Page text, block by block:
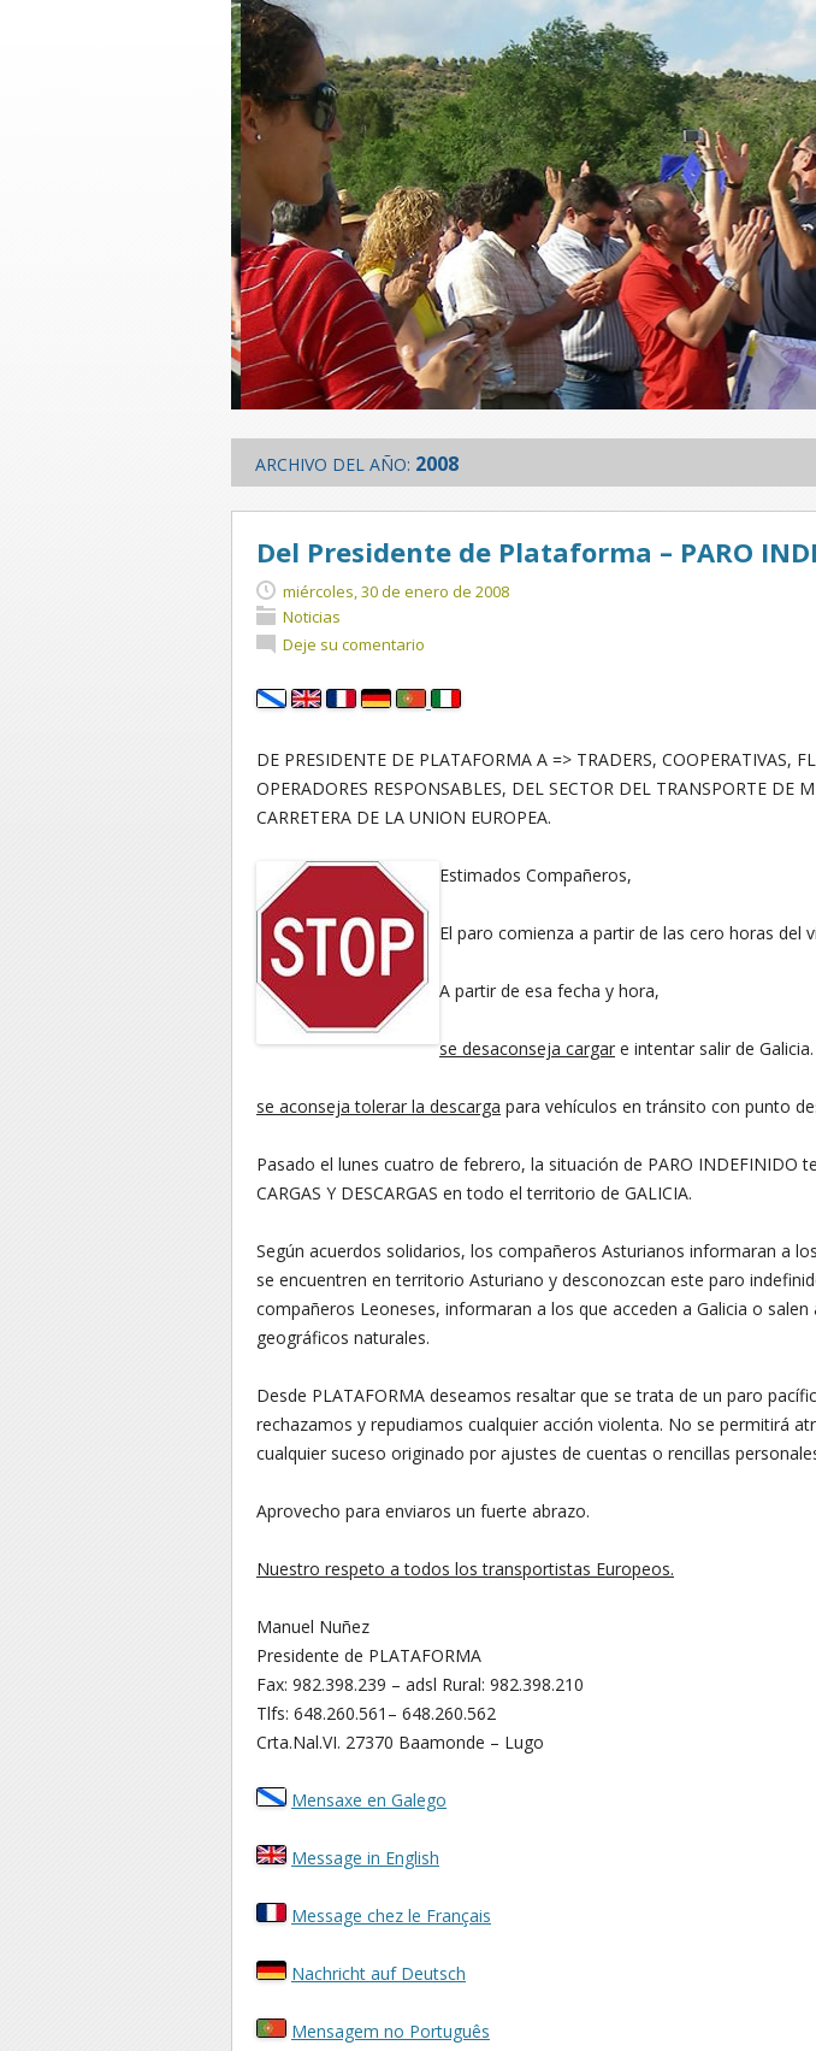
ARCHIVO DEL AÑO: 2008
Del Presidente de Plataforma – PARO
miércoles, 30 de enero de 2008
Noticias
Deje su comentario
DE PRESIDENTE DE PLATAFORMA A => TRADERS, COOPERATIVAS,
OPERADORES RESPONSABLES, DEL SECTOR DEL TRANSPORTE DE
CARRETERA DE LA UNION EUROPEA.
Estimados Compañeros,
El paro comienza a partir de las cero horas del
A partir de esa fecha y hora,
se desaconseja cargar e intentar salir de Galicia.
se aconseja tolerar la descarga para vehículos en tránsito con punto
Pasado el lunes cuatro de febrero, la situación de PARO INDEFINIDO
CARGAS Y DESCARGAS en todo el territorio de GALICIA.
Según acuerdos solidarios, los compañeros Asturianos informaran a
se encuentren en territorio Asturiano y desconozcan este paro
compañeros Leoneses, informaran a los que acceden a Galicia o
geográficos naturales.
Desde PLATAFORMA deseamos resaltar que se trata de un paro
rechazamos y repudiamos cualquier acción violenta. No se permitirá
cualquier suceso originado por ajustes de cuentas o rencillas
Aprovecho para enviaros un fuerte abrazo.
Nuestro respeto a todos los transportistas Europeos.
Manuel Nuñez
Presidente de PLATAFORMA
Fax: 982.398.239 – adsl Rural: 982.398.210
Tlfs: 648.260.561– 648.260.562
Crta.Nal.VI. 27370 Baamonde – Lugo
Mensaxe en Galego
Message in English
Message chez le Français
Nachricht auf Deutsch
Mensagem no Português